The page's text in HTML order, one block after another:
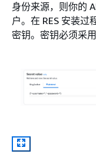
身份来源，则你的
户。在 RES 安装过
密钥。密钥必须采